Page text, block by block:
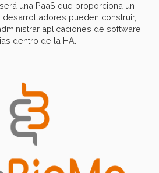
una PaaS que proporciona un
pueden construir,
aplicaciones de software
dentro de la HA.